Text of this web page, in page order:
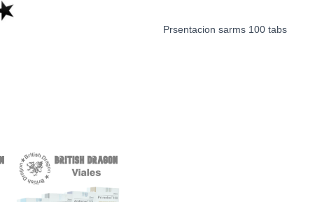
Prsentacion sarms 100 tabs